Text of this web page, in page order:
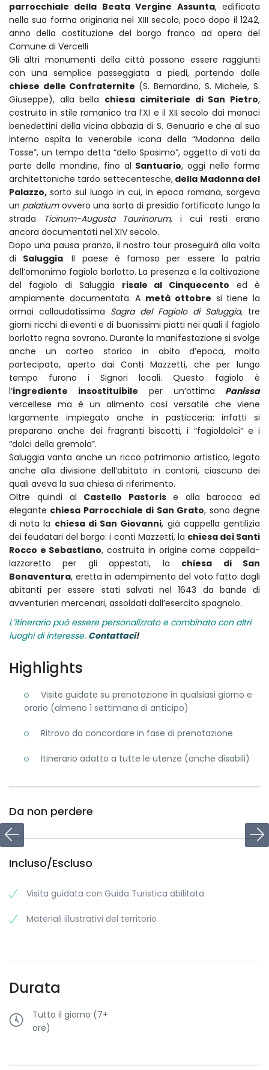
parrocchiale della Beata Vergine Assunta, edificata
nella sua forma originaria nel XIII secolo, poco dopo il 1242,
anno della costituzione del borgo franco ad opera del
Comune di Vercelli
Gli altri monumenti della città possono essere raggiunti
con una semplice passeggiata a piedi, partendo dalle
chiese delle Confraternite (S. Bernardino, S. Michele, S.
Giuseppe), alla bella chiesa cimiteriale di San Pietro,
costruita in stile romanico tra l’XI e il XII secolo dai monaci
benedettini della vicina abbazia di S. Genuario e che al suo
interno ospita la venerabile icona della “Madonna della
Tosse”, un tempo detta “dello Spasimo”, oggetto di voti da
parte delle mondine, fino al Santuario, oggi nelle forme
architettoniche tardo settecentesche,della Madonna del
Palazzo, sorto sul luogo in cui, in epoca romana, sorgeva
un palatiumovvero una sorta di presidio fortificato lungo la
strada
Ticinum-Augusta Taurinorum, i cui resti erano
ancora documentati nel XIV secolo.
Dopo una pausa pranzo, il nostro tour proseguirà alla volta
di Saluggia. Il paese è famoso per essere la patria
dell’omonimo fagiolo borlotto. La presenza e la coltivazione
del fagiolo di Saluggia risale al Cinquecento ed è
ampiamente documentata. A metà ottobre si tiene la
ormai collaudatissima Sagra del Fagiolo di Saluggia, tre
giorni ricchi di eventi e di buonissimi piatti nei quali il fagiolo
borlotto regna sovrano. Durante la manifestazione si svolge
anche un corteo storico in abito d’epoca, molto
partecipato, aperto dai Conti Mazzetti, che per lungo
tempo furono i Signori locali. Questo fagiolo è
l’ingrediente insostituibile per un’ottima Panissa
vercellese ma è un alimento così versatile che viene
largamente impiegato anche in pasticceria: infatti si
preparano anche dei fragranti biscotti, i “fagioldolci” e i
“dolci della gremola”.
Saluggia vanta anche un ricco patrimonio artistico, legato
anche alla divisione dell’abitato in cantoni, ciascuno dei
quali aveva la sua chiesa di riferimento.
Oltre quindi al Castello Pastoris e alla barocca ed
elegante chiesa Parrocchiale di San Grato, sono degne
di nota la chiesa di San Giovanni, già cappella gentilizia
dei feudatari del borgo: i conti Mazzetti, la chiesa dei Santi
Rocco e Sebastiano, costruita in origine come cappella-
lazzaretto per gli appestati, la chiesa di San
Bonaventura, eretta in adempimento del voto fatto dagli
abitanti per essere stati salvati nel 1643 da bande di
avventurieri mercenari, assoldati dall’esercito spagnolo.
L’itinerario può essere personalizzato e combinato con altri
luoghi di interesse. Contattaci!
Highlights
Visite guidate su prenotazione in qualsiasi giorno e
orario (almeno 1 settimana di anticipo)
Ritrovo da concordare in fase di prenotazione
Itinerario adatto a tutte le utenze (anche disabili)
Da non perdere
Incluso/Escluso
Visita guidata con Guida Turistica abilitata
Materiali illustrativi del territorio
Durata
Tutto il giorno (7+
ore)